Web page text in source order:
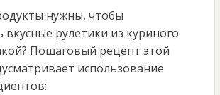
нужны, чтобы
вкусные рулетики из куриного
Пошаговый рецепт этой
использование